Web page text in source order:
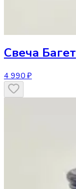
Свеча Багет
4 990 ₽